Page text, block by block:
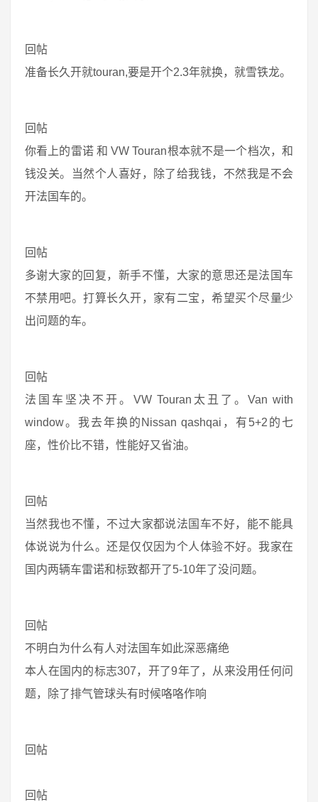
回帖
准备长久开就touran,要是开个2.3年就换，就雪铁龙。
回帖
你看上的雷诺 和 VW Touran根本就不是一个档次，和
钱没关。当然个人喜好，除了给我钱，不然我是不会
开法国车的。
回帖
多谢大家的回复，新手不懂，大家的意思还是法国车
不禁用吧。打算长久开，家有二宝，希望买个尽量少
出问题的车。
回帖
法国车坚决不开。VW Touran太丑了。Van with
window。我去年换的Nissan qashqai，有5+2的七
座，性价比不错，性能好又省油。
回帖
当然我也不懂，不过大家都说法国车不好，能不能具
体说说为什么。还是仅仅因为个人体验不好。我家在
国内两辆车雷诺和标致都开了5-10年了没问题。
回帖
不明白为什么有人对法国车如此深恶痛绝
本人在国内的标志307，开了9年了，从来没用任何问
题，除了排气管球头有时候咯咯作响
回帖
回帖